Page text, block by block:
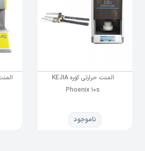
اکنون سفارش دهید
حداکثر برسانید! برای اطلاعات
المنت حرارتی کوره KEJIA
Phoenix 10s
ناموجود